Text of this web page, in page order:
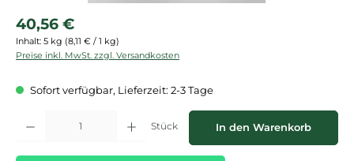
Regulärer Preis:
40,56 €
Inhalt: 5 kg (8,11 € / 1 kg)
Preise inkl. MwSt. zzgl. Versandkosten
Sofort verfügbar, Lieferzeit: 2-3 Tage
Produkt Anzahl: Gib den gewünschten Wert ein oder benutze die
Stück In den Warenkorb